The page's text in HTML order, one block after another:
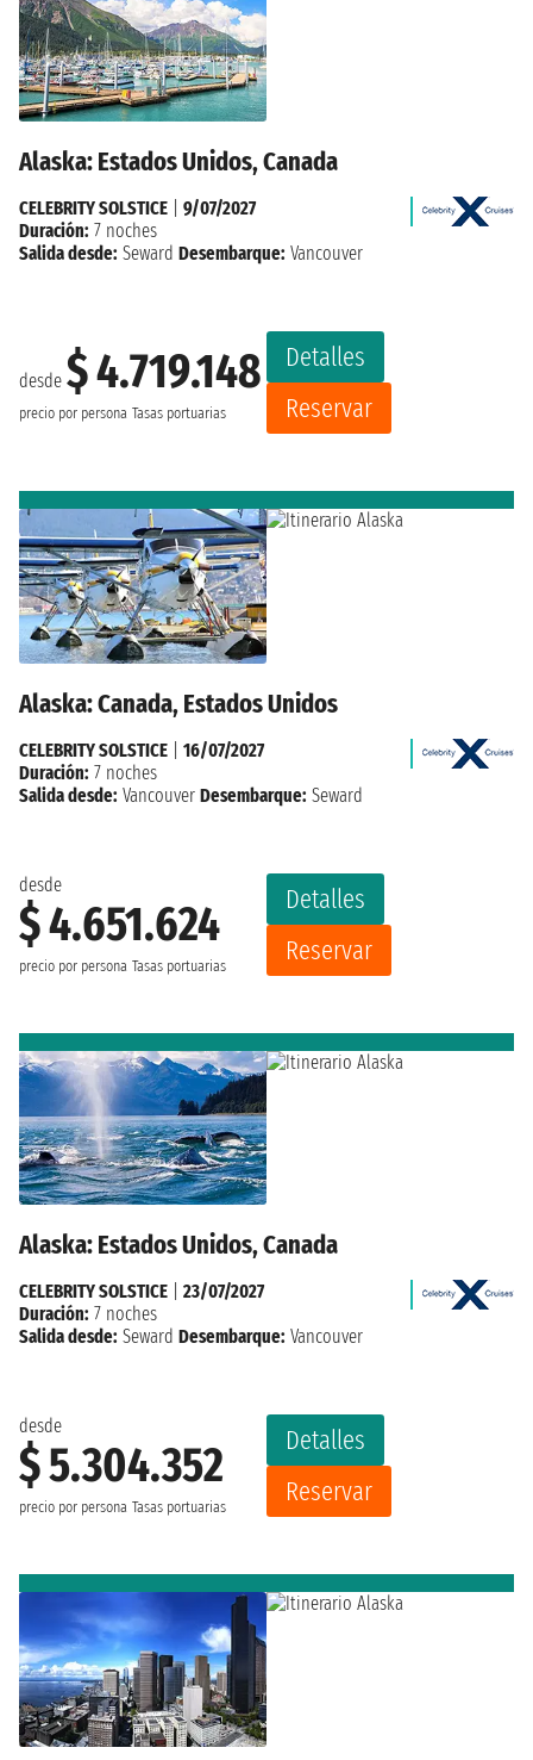
Alaska: Estados Unidos, Canada
desde $ 4.719.148
precio por persona Tasas portuarias
Detalles
Reservar
CELEBRITY SOLSTICE
9/07/2027
Duración: 7 noches
Salida desde: Seward Desembarque: Vancouver
Alaska: Canada, Estados Unidos
desde
$ 4.651.624
precio por persona Tasas portuarias
Detalles
Reservar
CELEBRITY SOLSTICE
16/07/2027
Duración: 7 noches
Salida desde: Vancouver Desembarque: Seward
Alaska: Estados Unidos, Canada
desde
$ 5.304.352
precio por persona Tasas portuarias
Detalles
Reservar
CELEBRITY SOLSTICE
23/07/2027
Duración: 7 noches
Salida desde: Seward Desembarque: Vancouver